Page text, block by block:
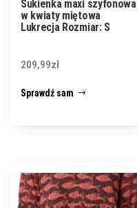
Sukienka maxi szyfonowa
w kwiaty miętowa
Lukrecja Rozmiar: S
209,99zł
Sprawdź sam